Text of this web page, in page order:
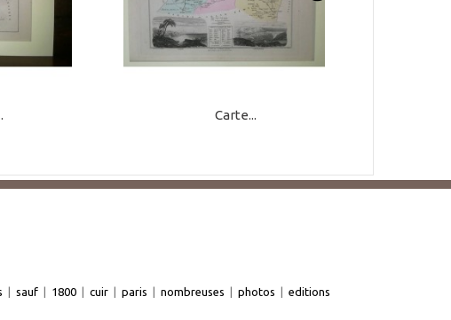
Carte...
| sauf | 1800 | cuir | paris | nombreuses | photos | editions